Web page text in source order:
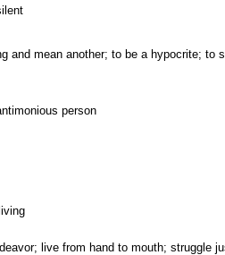
and mean another; to be a hypocrite; to
person
live from hand to mouth; struggle